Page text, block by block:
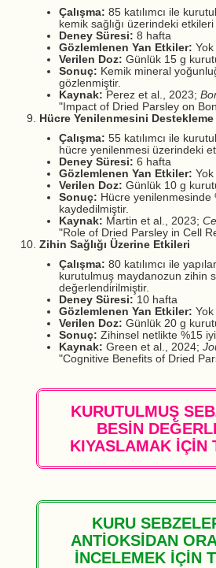
Çalışma: 85 katılımcı ile
kemik sağlığı üzerindeki
Deney Süresi: 8 hafta
Gözlemlenen Yan Etkiler: Yok
Verilen Doz: Günlük 15 g
Sonuç: Kemik mineral
gözlenmiştir.
Kaynak: Perez et al., 2023;
"Impact of Dried Parsley on
Hücre Yenilenmesini Destekleme
Çalışma: 55 katılımcı ile
hücre yenilenmesi üzerindeki
Deney Süresi: 6 hafta
Gözlemlenen Yan Etkiler: Yok
Verilen Doz: Günlük 10 g
Sonuç: Hücre yenilenmesinde
kaydedilmiştir.
Kaynak: Martin et al., 2023;
"Role of Dried Parsley in Cell
Zihin Sağlığı Üzerine Etkileri
Çalışma: 80 katılımcı ile
kurutulmuş maydanozun zihin
değerlendirilmiştir.
Deney Süresi: 10 hafta
Gözlemlenen Yan Etkiler: Yok
Verilen Doz: Günlük 20 g
Sonuç: Zihinsel netlikte %15
Kaynak: Green et al., 2024;
"Cognitive Benefits of Dried
KURUTULMUŞ
BESİN
KIYASLAMAK İÇİN
KURU
ANTİOKSİDAN
İNCELEMEK İÇİN